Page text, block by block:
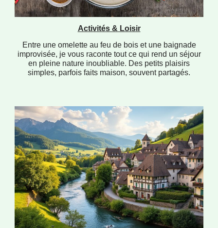
Activités & Loisir
Entre une omelette au feu de bois et une baignade
improvisée, je vous raconte tout ce qui rend un séjour
en pleine nature inoubliable. Des petits plaisirs
simples, parfois faits maison, souvent partagés.